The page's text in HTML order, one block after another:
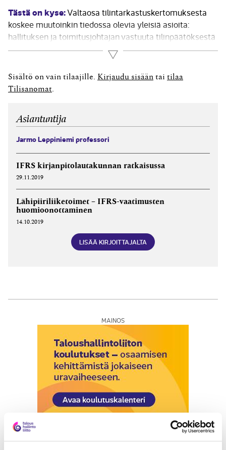
Tästä on kyse:Valtaosa tilintarkastuskertomuksesta
koskee muutoinkin tiedossa olevia yleisiä asioita:
hallituksen ja toimitus­johtajan vastuuta tilinpäätöksestä
ja toiminta­kertomuksesta sekä tilintarkastajan
velvollisuuksia. Tämän jälkeen seuraa lausunto, joka on
KHT-yhdistyksen suosituksen mukaisesti
vakiomuotoisena: ”Lausuntonamme esitämme, että
Lue lisää
Sisältö on vain tilaajille. Kirjaudu sisään tai tilaa
Tilisanomat
Asiantuntija
Jarmo Leppiniemi professori
IFRS kirjanpitolautakunnan ratkaisussa
29.11.2019
Lähipiiriliiketoimet – IFRS-vaatimusten
huomioonottaminen
14.10.2019
LISÄÄ KIRJOITTAJALTA
MAINOS